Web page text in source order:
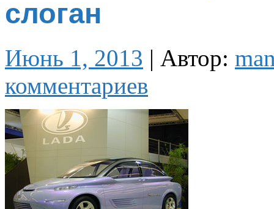
слоган
Июнь 1, 2013 | Автор:
комментариев